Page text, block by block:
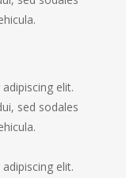
elit.
sed sodales
elit.